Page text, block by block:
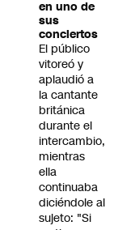
en uno de
sus
conciertos
El público
vitoreó y
aplaudió a
la cantante
británica
durante el
intercambio,
mientras
ella
continuaba
diciéndole al
sujeto: "Si